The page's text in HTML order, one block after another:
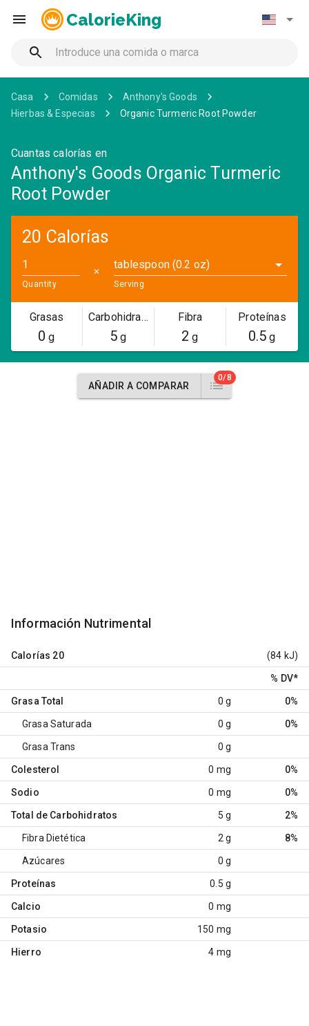
CalorieKing
Casa Comidas
Anthony's Goods
Hierbas & Especias
Organic Turmeric Root Powder
Cuantas calorías en
Anthony's Goods Organic Turmeric
Root Powder
20 Calorías
Quantity
✕
tablespoon (0.2 oz)
Serving
Grasas
0 g
Carbohidratos
5 g
Fibra
2 g
Proteínas
0.5 g
AÑADIR A COMPARAR
0/8
Información Nutrimental
Calorías 20 (84 kJ)
% DV*
Grasa Total 0 g 0%
Grasa Saturada 0 g 0%
Grasa Trans 0 g
Colesterol 0 mg 0%
Sodio 0 mg 0%
Total de Carbohidratos 5 g 2%
Fibra Dietética 2 g 8%
Azúcares 0 g
Proteínas 0.5 g
Calcio 0 mg
Potasio 150 mg
Hierro 4 mg